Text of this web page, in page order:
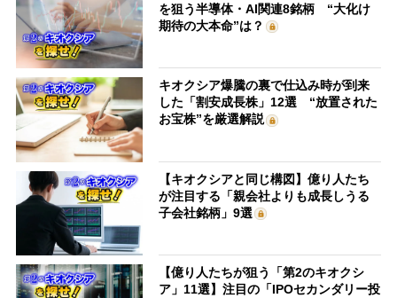
を狙う半導体・AI関連8銘柄 “大化け
期待の大本命”は？
キオクシア爆騰の裏で仕込み時が到来
した「割安成長株」12選 “放置された
お宝株”を厳選解説
【キオクシアと同じ構図】億り人たち
が注目する「親会社よりも成長しうる
子会社銘柄」9選
【億り人たちが狙う「第2のキオクシ
ア」11選】注目の「IPOセカンダリー投